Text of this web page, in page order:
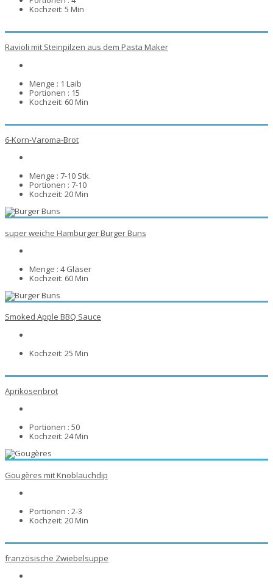
Kochzeit: 5 Min
Ravioli mit Steinpilzen aus dem Pasta Maker
Menge : 1 Laib
Portionen : 15
Kochzeit: 60 Min
6-Korn-Varoma-Brot
Menge : 7-10 Stk.
Portionen : 7-10
Kochzeit: 20 Min
super weiche Hamburger Burger Buns
Menge : 4 Gläser
Kochzeit: 60 Min
Smoked Apple BBQ Sauce
Kochzeit: 25 Min
Aprikosenbrot
Portionen : 50
Kochzeit: 24 Min
Gougères mit Knoblauchdip
Portionen : 2-3
Kochzeit: 20 Min
französische Zwiebelsuppe